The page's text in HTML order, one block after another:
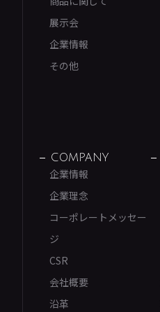
展示会
企業情報
その他
COMPANY
企業情報
企業理念
コーポレートメッセー
ジ
CSR
会社概要
沿革